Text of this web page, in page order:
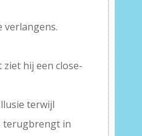
verlangens.
hij een close-
terwijl
terugbrengt in